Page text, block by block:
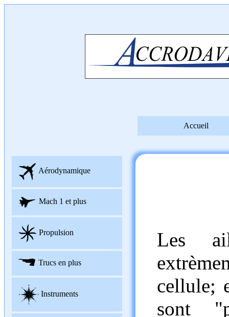
Accueil
Aérodynamique
Mach 1 et plus
Propulsion
Trucs en plus
Instruments
Les
cellule;
sont